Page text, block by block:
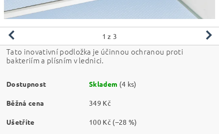
1 z 3
Tato inovativní podložka je účinnou ochranou proti
bakteriím a plísním v lednici.
Dostupnost Skladem (4 ks)
Běžná cena 349 Kč
Ušetříte 100 Kč (–28 %)